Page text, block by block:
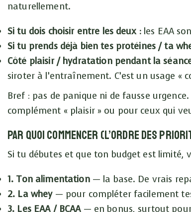
naturellement.
Si tu dois choisir entre les deux :les EAA
Si tu prends déjà bien tes protéines / ta
Côté plaisir / hydratation pendant la
siroter à l’entraînement. C’est un usage
Bref : pas de panique ni de fausse
complément « plaisir » ou pour ceux qui
Par quoi commencer (l’ordre des
Si tu débutes et que ton budget est limité,
1. Ton alimentation— la base. De vrais
2. La whey— pour compléter facilement
3. Les EAA / BCAA— en bonus, surtout pour